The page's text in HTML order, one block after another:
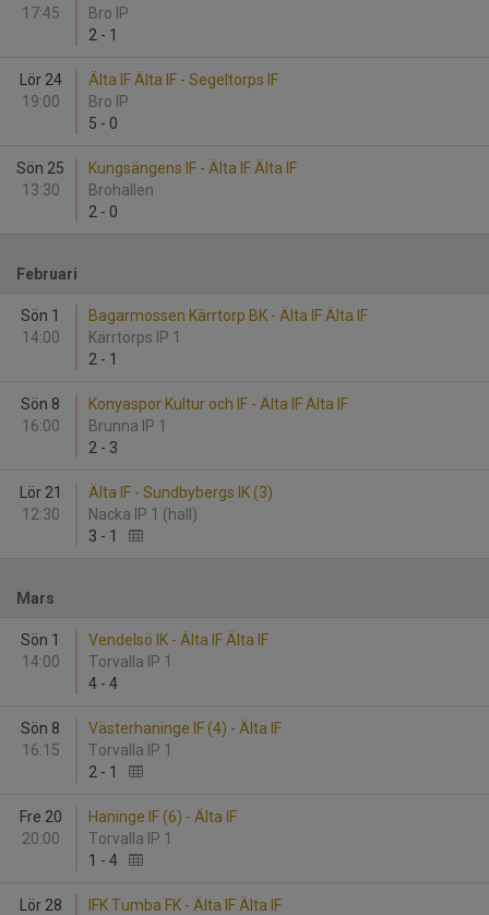
17:45
Bro IP
2 - 1
Lör 24
19:00
Älta IF Älta IF - Segeltorps IF
Bro IP
5 - 0
Sön 25
13:30
Kungsängens IF - Älta IF Älta IF
Brohallen
2 - 0
Februari
Sön 1
14:00
Bagarmossen Kärrtorp BK - Älta IF Älta IF
Kärrtorps IP 1
2 - 1
Sön 8
16:00
Konyaspor Kultur och IF - Älta IF Älta IF
Brunna IP 1
2 - 3
Lör 21
12:30
Älta IF - Sundbybergs IK (3)
Nacka IP 1 (hall)
3 - 1
Mars
Sön 1
14:00
Vendelsö IK - Älta IF Älta IF
Torvalla IP 1
4 - 4
Sön 8
16:15
Västerhaninge IF (4) - Älta IF
Torvalla IP 1
2 - 1
Fre 20
20:00
Haninge IF (6) - Älta IF
Torvalla IP 1
1 - 4
Lör 28
IFK Tumba FK - Älta IF Älta IF